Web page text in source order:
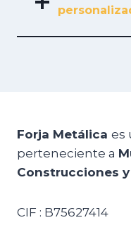
Forja Metálica es
perteneciente a
Construcciones y
CIF : B75627414